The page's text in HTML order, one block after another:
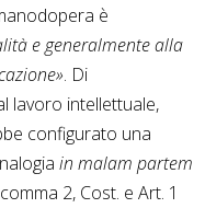
è
e generalmente alla
. Di
lavoro intellettuale,
configurato una
in malam partem
2, Cost. e Art. 1